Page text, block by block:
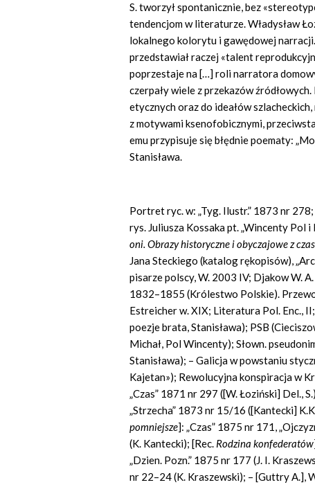
S. tworzył spontanicznie, bez
tendencjom w literaturze. Władysław
lokalnego kolorytu i gawędowej narracji.
przedstawiał raczej «talent
poprzestaje na […] roli narratora
czerpały wiele z przekazów
etycznych oraz do ideałów
z motywami ksenofobicznymi,
emu przypisuje się błędnie poematy:
Stanisława.
Portret ryc. w: „Tyg. Ilustr.” 1873 nr
rys. Juliusza Kossaka pt. „Wincenty Pol
oni. Obrazy historyczne i obyczajowe z czas
Jana Steckiego (katalog rękopisów),
pisarze polscy, W. 2003 IV; Djakow W.
1832–1855 (Królestwo Polskie).
Estreicher w. XIX; Literatura Pol. Enc.,
poezje brata, Stanisława); PSB
Michał, Pol Wincenty); Słown.
Stanisława); – Galicja w powstaniu
Kajetan»); Rewolucyjna konspiracja w
„Czas” 1871 nr 297 ([W. Łoziński] Del.,
„Strzecha” 1873 nr 15/16 ([Kantecki]
pomniejsze]: „Czas” 1875 nr 171,
(K. Kantecki); [Rec. Rodzina konfederatów
„Dzien. Pozn.” 1875 nr 177 (J. I.
nr 22–24 (K. Kraszewski); – [Guttry A.],